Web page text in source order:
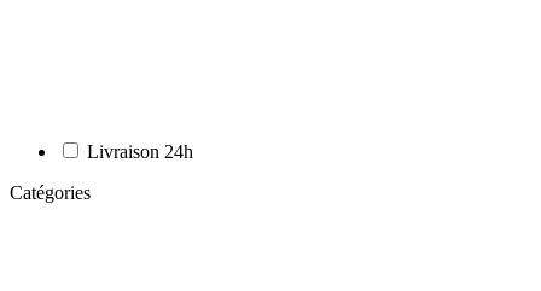
Livraison 24h
Catégories